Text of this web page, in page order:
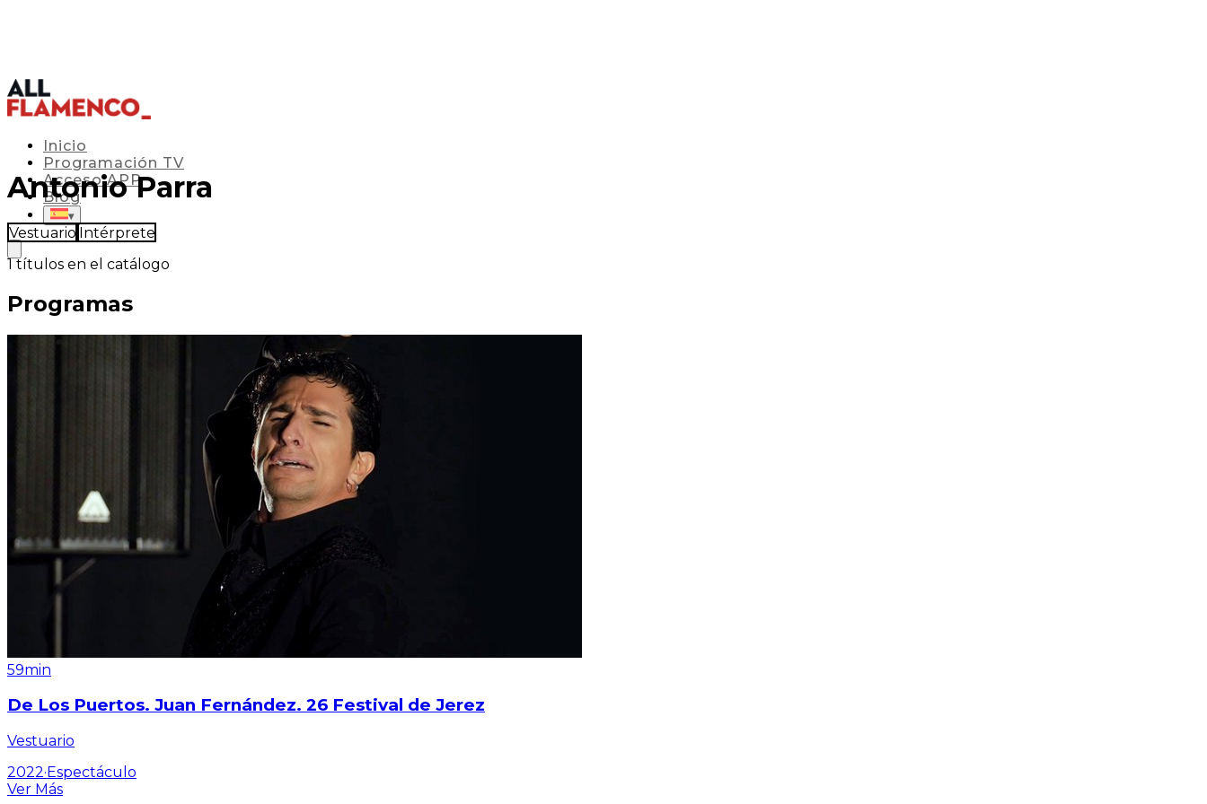
Inicio
Programación TV
Acceso APP
Blog
▾
Antonio Parra
Vestuario Intérprete
1 títulos en el catálogo
Programas
59min
De Los Puertos. Juan Fernández. 26 Festival de Jerez
Vestuario
2022·Espectáculo
Ver Más